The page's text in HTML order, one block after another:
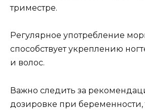
триместре.
Регулярное употребление
способствует укреплению
и волос.
Важно следить за
дозировке при беременности,